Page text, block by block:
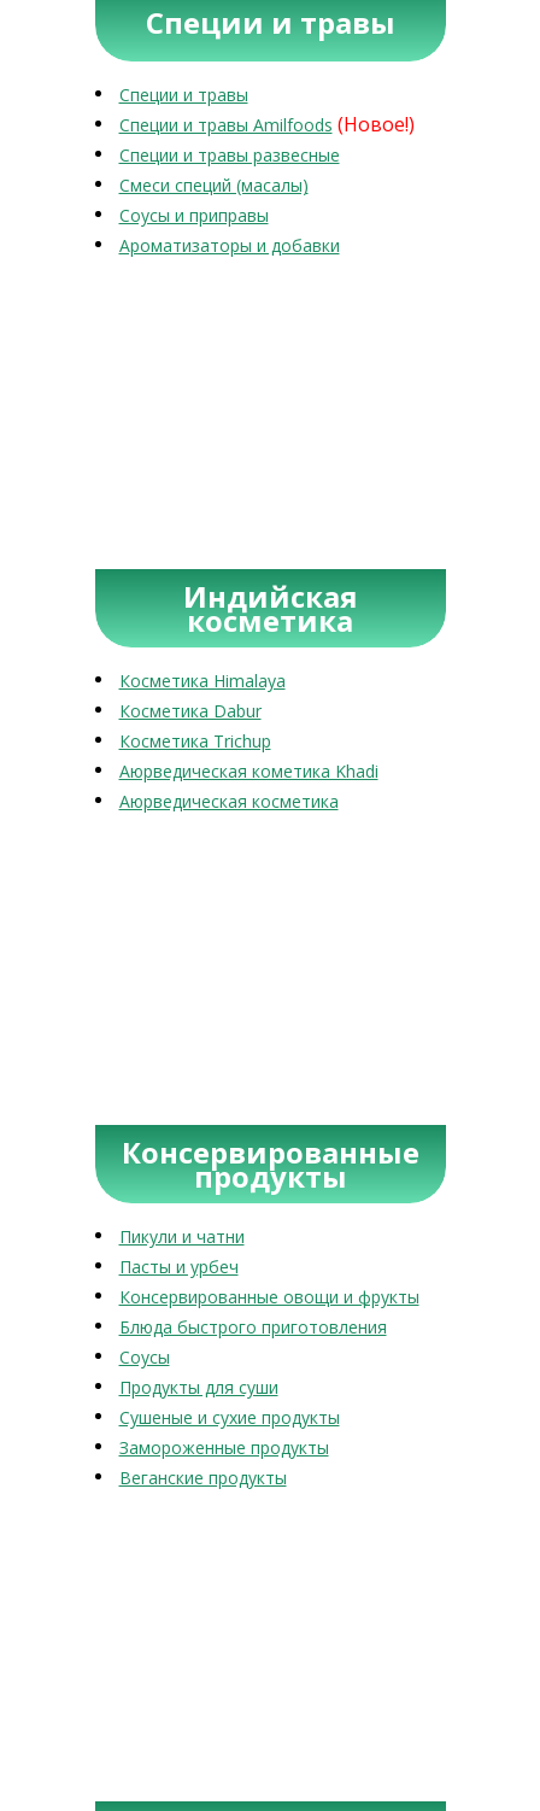
Специи и травы
Специи и травы
Специи и травы Amilfoods (Новое!)
Специи и травы развесные
Смеси специй (масалы)
Соусы и приправы
Ароматизаторы и добавки
Индийская
косметика
Косметика Himalaya
Косметика Dabur
Косметика Trichup
Аюрведическая кометика Khadi
Аюрведическая косметика
Консервированные
продукты
Пикули и чатни
Пасты и урбеч
Консервированные овощи и фрукты
Блюда быстрого приготовления
Соусы
Продукты для суши
Сушеные и сухие продукты
Замороженные продукты
Веганские продукты